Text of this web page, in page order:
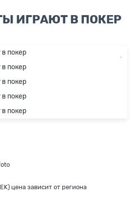
ИГРАЮТ В ПОКЕР
цена зависит от региона